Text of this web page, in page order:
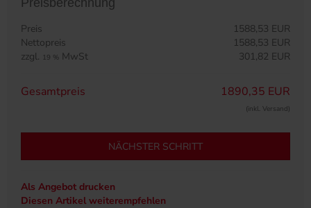
Preisberechnung
Preis
1588,53 EUR
Nettopreis
1588,53 EUR
zzgl. 19 % MwSt 301,82 EUR
Gesamtpreis 1890,35 EUR
(inkl. Versand)
NÄCHSTER SCHRITT
Als Angebot drucken
Diesen Artikel weiterempfehlen